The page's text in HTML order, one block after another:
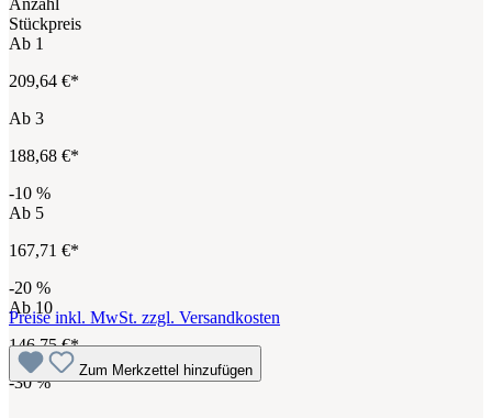
Anzahl
Stückpreis
Ab 1
209,64 €*
Ab 3
188,68 €*
-10 %
Ab 5
167,71 €*
-20 %
Ab10
146,75 €*
-30%
Preise inkl. MwSt. zzgl. Versandkosten
Zum Merkzettel hinzufügen